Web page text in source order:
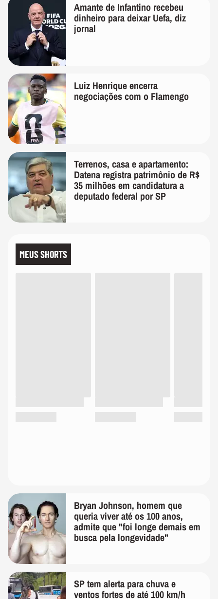
Amante de Infantino recebeu
dinheiro para deixar Uefa, diz
jornal
Luiz Henrique encerra
negociações com o Flamengo
Terrenos, casa e apartamento:
Datena registra patrimônio de R$
35 milhões em candidatura a
deputado federal por SP
MEUS SHORTS
Bryan Johnson, homem que
queria viver até os 100 anos,
admite que "foi longe demais em
busca pela longevidade"
SP tem alerta para chuva e
ventos fortes de até 100 km/h